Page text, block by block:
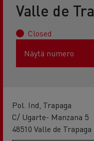
Valle de
Closed
Näytä numero
Pol. Ind, Trapaga
C/ Ugarte- Manzana 5
48510 Valle de Trapaga